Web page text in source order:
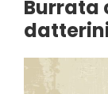
Burrata